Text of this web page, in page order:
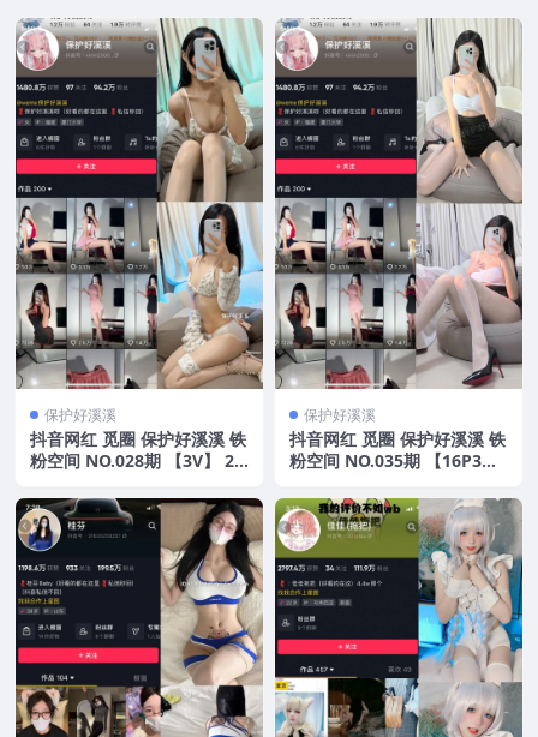
保护好溪溪
抖音网红 觅圈 保护好溪溪 铁
粉空间 NO.028期 【3V】 20
保护好溪溪
抖音网红 觅圈 保护好溪溪 铁
粉空间 NO.035期 【16P3